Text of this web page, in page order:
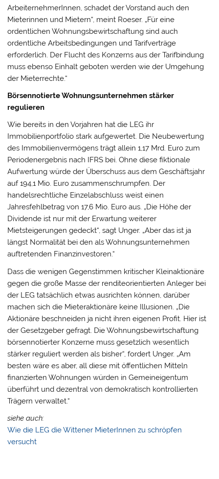
ArbeiternehmerInnen, schadet der Vorstand auch den
Mieterinnen und Mietern“, meint Roeser. „Für eine
ordentlichen Wohnungsbewirtschaftung sind auch
ordentliche Arbeitsbedingungen und Tarifverträge
erforderlich. Der Flucht des Konzerns aus der Tarifbindung
muss ebenso Einhalt geboten werden wie der Umgehung
der Mieterrechte.“
Börsennotierte Wohnungsunternehmen stärker
regulieren
Wie bereits in den Vorjahren hat die LEG ihr
Immobilienportfolio stark aufgewertet. Die Neubewertung
des Immobilienvermögens trägt allein 1,17 Mrd. Euro zum
Periodenergebnis nach IFRS bei. Ohne diese fiktionale
Aufwertung würde der Überschuss aus dem Geschäftsjahr
auf 194,1 Mio. Euro zusammenschrumpfen. Der
handelsrechtliche Einzelabschluss weist einen
Jahresfehlbetrag von 17,6 Mio. Euro aus. „Die Höhe der
Dividende ist nur mit der Erwartung weiterer
Mietsteigerungen gedeckt“, sagt Unger. „Aber das ist ja
längst Normalität bei den als Wohnungsunternehmen
auftretenden Finanzinvestoren.“
Dass die wenigen Gegenstimmen kritischer Kleinaktionäre
gegen die große Masse der renditeorientierten Anleger bei
der LEG tatsächlich etwas ausrichten können, darüber
machen sich die Mieteraktionäre keine Illusionen. „Die
Aktionäre beschneiden ja nicht ihren eigenen Profit. Hier ist
der Gesetzgeber gefragt. Die Wohnungsbewirtschaftung
börsennotierter Konzerne muss gesetzlich wesentlich
stärker reguliert werden als bisher“, fordert Unger. „Am
besten wäre es aber, all diese mit öffentlichen Mitteln
finanzierten Wohnungen würden in Gemeineigentum
überführt und dezentral von demokratisch kontrollierten
Trägern verwaltet.“
siehe auch:
Wie die LEG die Wittener MieterInnen zu schröpfen
versucht